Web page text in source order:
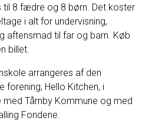
til 8 fædre og 8 børn. Det koster
i alt for undervisning,
aftensmad til far og barn. Køb
billet.
arrangeres af den
forening, Hello Kitchen, i
med Tårnby Kommune og med
Fondene.